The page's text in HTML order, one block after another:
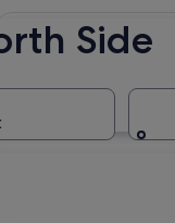
Side